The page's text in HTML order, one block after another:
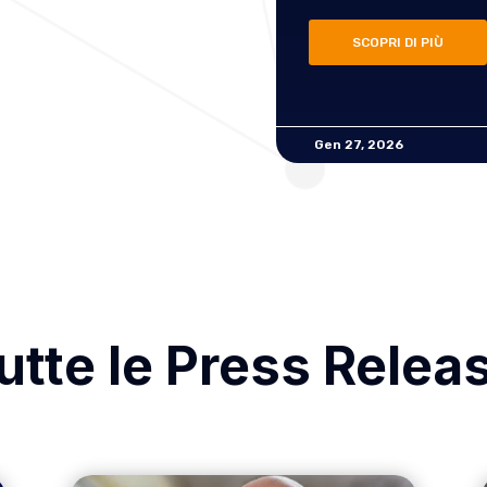
SCOPRI DI PIÙ
Gen 27, 2026
le Press